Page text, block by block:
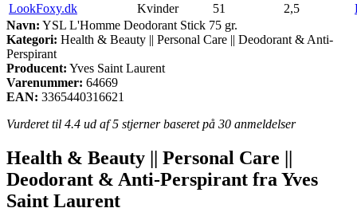
LookFoxy.dk
Kvinder 51 2,5
Navn: YSL L'Homme Deodorant Stick 75 gr.
Kategori: Health & Beauty || Personal Care || Deodorant & Anti-
Perspirant
Producent: Yves Saint Laurent
Varenummer: 64669
EAN: 3365440316621
Vurderet til 4.4 ud af 5 stjerner baseret på 30 anmeldelser
Health & Beauty || Personal Care ||
Deodorant & Anti-Perspirant fra Yves
Saint Laurent